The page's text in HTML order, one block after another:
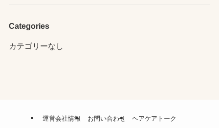
Categories
カテゴリーなし
運営会社情報 お問い合わせ ヘアケアトーク